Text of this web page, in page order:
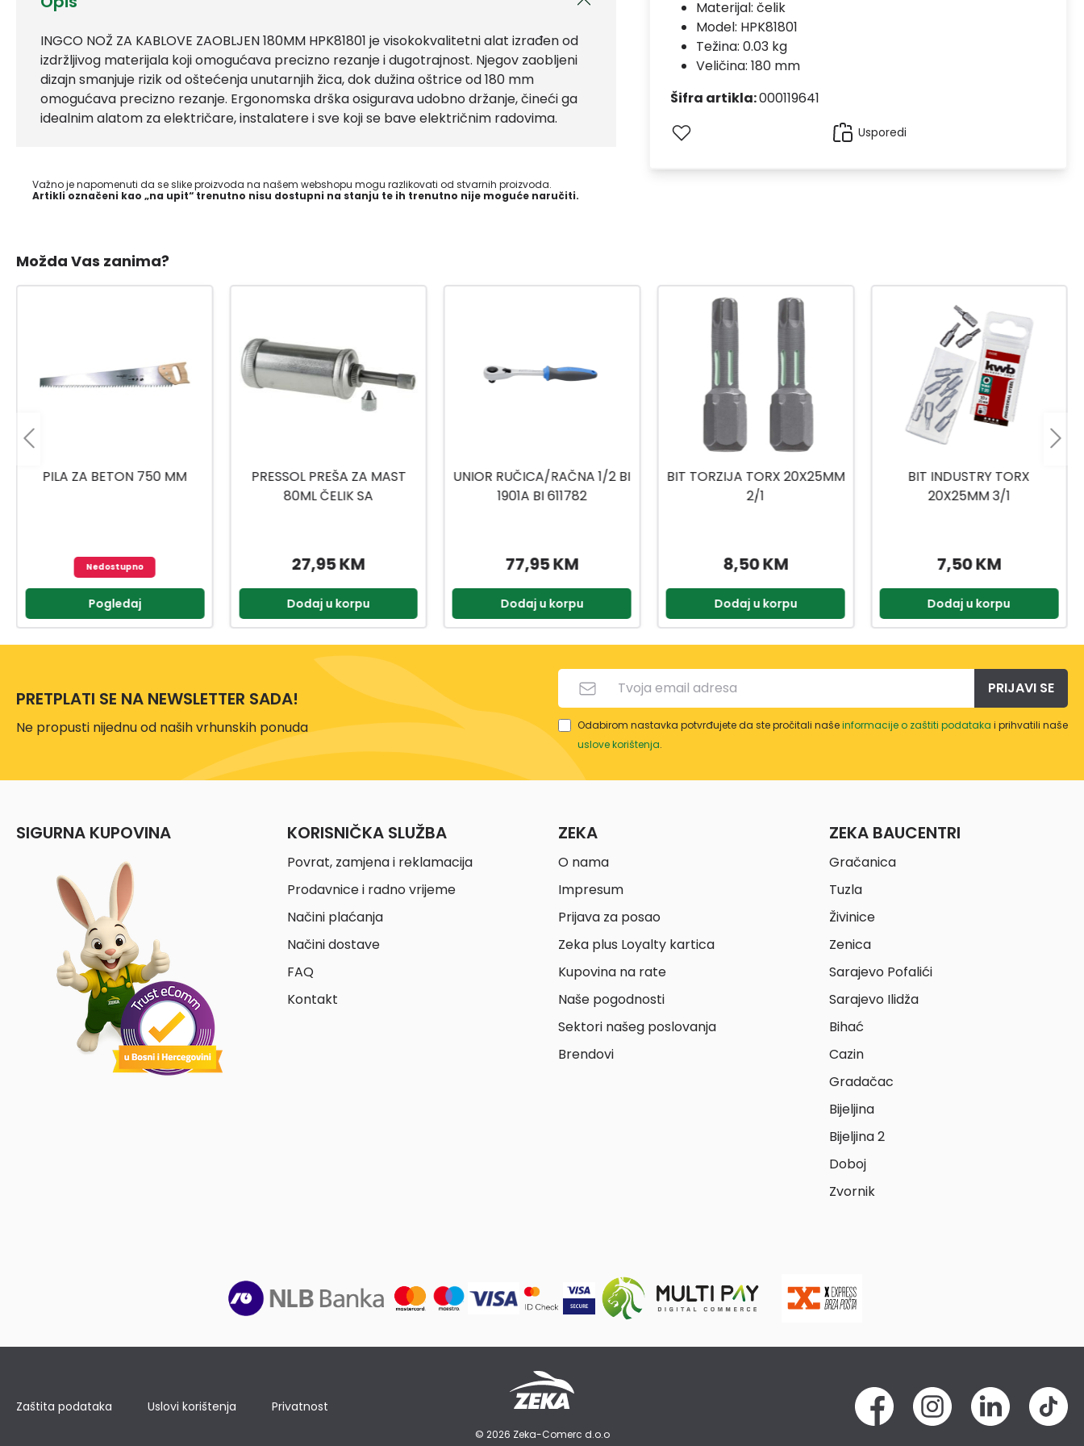
INGCO NOŽ ZA KABLOVE ZAOBLJEN 180MM HPK81801 je visokokvalitetni alat izrađen od
izdržljivog materijala koji omogućava precizno rezanje i dugotrajnost. Njegov zaobljeni
dizajn smanjuje rizik od oštećenja unutarnjih žica, dok dužina oštrice od 180 mm
omogućava precizno rezanje. Ergonomska drška osigurava udobno držanje, čineći ga
idealnim alatom za električare, instalatere i sve koji se bave električnim radovima.
Važno je napomenuti da se slike proizvoda na našem webshopu mogu razlikovati od stvarnih proizvoda.
Artikli označeni kao „na upit“ trenutno nisu dostupni na stanju te ih trenutno nije moguće naručiti.
Materijal: čelik
Model: HPK81801
Težina: 0.03 kg
Veličina: 180 mm
Šifra artikla:000119641
Usporedi
Možda Vas zanima?
PRESSOL PREŠA ZA MAST
27,95 KM
Dodaj u korpu
UNIOR RUČICA/RAČNA 1/2 BI
1901A BI 611782
77,95 KM
Dodaj u korpu
BIT TORZIJA TORX 20X25MM
2/1
8,50 KM
Dodaj u korpu
BIT INDUSTRY TORX
20X25MM 3/1
7,50 KM
Dodaj u korpu
NASADNI KLJUČEVI
1/4,3/8,1/2 216-DJ.
399,90 KM
Dodaj u korpu
PRETPLATI SE NA NEWSLETTER SADA!
Ne propusti nijednu od naših vrhunskih ponuda
PRIJAVI SE
Odabirom nastavka potvrđujete da ste pročitali našeinformacije o zaštiti podataka i prihvatili naše
uslove korištenja.
SIGURNA KUPOVINA KORISNIČKA SLUŽBA
Povrat, zamjena i reklamacija
Prodavnice i radno vrijeme
Načini plaćanja
Načini dostave
FAQ
Kontakt
ZEKA
O nama
Impresum
Prijava za posao
Zeka plus Loyalty kartica
Kupovina na rate
Naše pogodnosti
Sektori našeg poslovanja
Brendovi
ZEKA BAUCENTRI
Gračanica
Tuzla
Živinice
Zenica
Sarajevo Pofalići
Sarajevo Ilidža
Bihać
Cazin
Gradačac
Bijeljina
Bijeljina 2
Doboj
Zvornik
Zaštita podataka Uslovi korištenja Privatnost
© 2026 Zeka-Comerc d.o.o